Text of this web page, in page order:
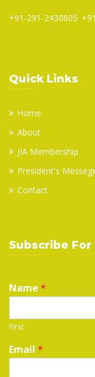
+91-291-2430605.
Quick Links
Home
About
JIA Membership
President's
Contact
Subscribe
Name *
First
Email *